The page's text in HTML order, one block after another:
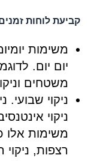
קביעת לוחות זמנים
משימות
יום יום.
משטחים
ניקוי שבועי.
ניקוי
משימות אלו
רצפות,